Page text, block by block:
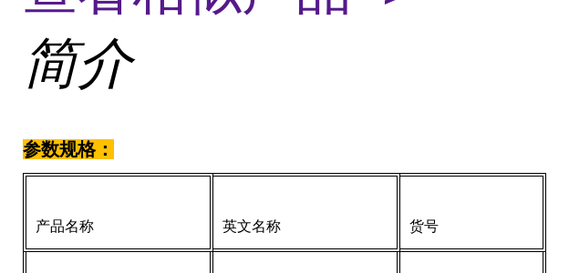
简介
参数规格：
产品名称 英文名称 货号